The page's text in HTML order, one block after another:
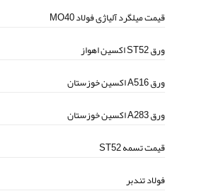
قیمت میلگرد آلیاژی فولاد MO40
ورق ST52 اکسین اهواز
ورق A516 اکسین خوزستان
ورق A283 اکسین خوزستان
قیمت تسمه ST52
فولاد تندبر